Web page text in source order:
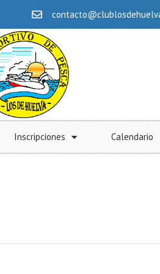
Inscripciones Calendario